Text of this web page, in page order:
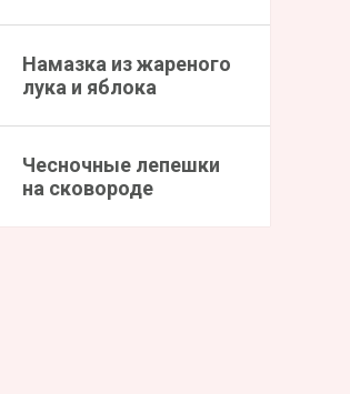
Намазка из жареного
лука и яблока
Чесночные лепешки
на сковороде